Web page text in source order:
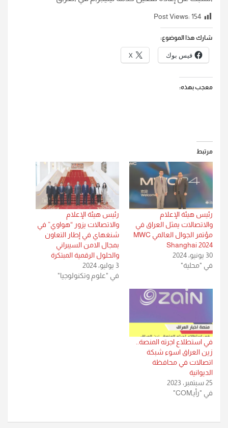
Post Views: 154
شارك هذا الموضوع:
فيس بوك X
معجب بهذه:
مرتبط
رئيس هيئة الإعلام
والاتصالات يمثل العراق في
مؤتمر الجوال العالمي MWC
Shanghai 2024
30 يونيو، 2024
في "محلية"
رئيس هيئة الإعلام
والاتصالات يزور “هواوي” في
شنغهاي في إطار التعاون
بمجال الامن السيبراني
والحلول الرقمية المبتكرة
3 يوليو، 2024
في "علوم وتكنولوجيا"
في استطلاع اجرته المنصة..
زين العراق اسوء شبكة
اتصالات في محافظة
الديوانية
25 سبتمبر، 2023
في "رأيـCOM"